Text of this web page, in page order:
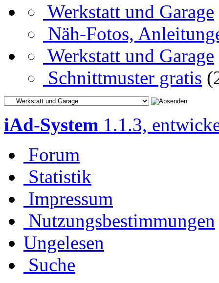
Werkstatt und Garage
Näh-Fotos,
Werkstatt und Garage
Schnittmuster gratis
iAd-System 1.1.3,
Forum
Statistik
Impressum
Nutzungsbestimmungen
Ungelesen
Suche